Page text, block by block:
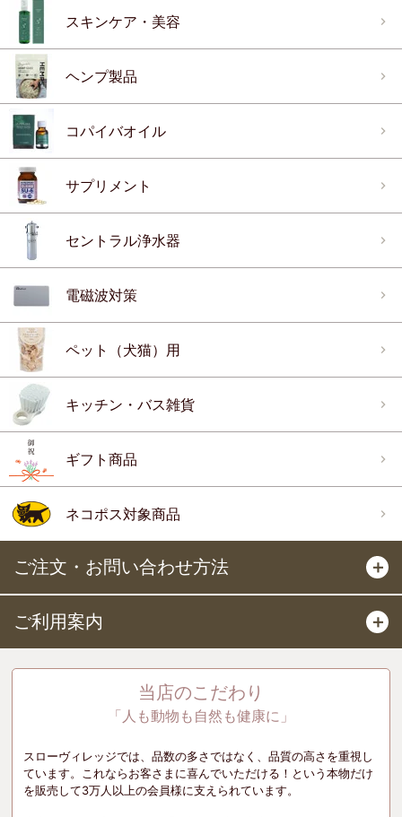
スキンケア・美容
ヘンプ製品
コパイバオイル
サプリメント
セントラル浄水器
電磁波対策
ペット（犬猫）用
キッチン・バス雑貨
ギフト商品
ネコポス対象商品
ご注文・お問い合わせ方法 ＋
ご利用案内 ＋
当店のこだわり
「人も動物も自然も健康に」
スローヴィレッジでは、品数の多さではなく、品質の高さを重視し
ています。これならお客さまに喜んでいただける！という本物だけ
を販売して3万人以上の会員様に支えられています。